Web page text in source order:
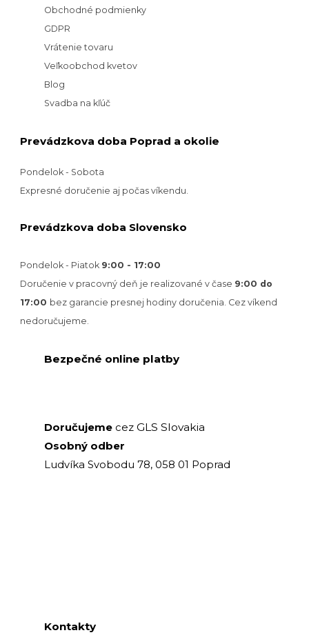
Obchodné podmienky
GDPR
Vrátenie tovaru
Veľkoobchod kvetov
Blog
Svadba na kľúč
Prevádzkova doba Poprad a okolie
Pondelok - Sobota
Expresné doručenie aj počas víkendu.
Prevádzkova doba Slovensko
Pondelok - Piatok 9:00 - 17:00
Doručenie v pracovný deň je realizované v čase 9:00 do
17:00 bez garancie presnej hodiny doručenia. Cez víkend
nedoručujeme.
Bezpečné online platby
Doručujeme cez GLS Slovakia
Osobný odber
Ludvíka Svobodu 78, 058 01 Poprad
Kontakty